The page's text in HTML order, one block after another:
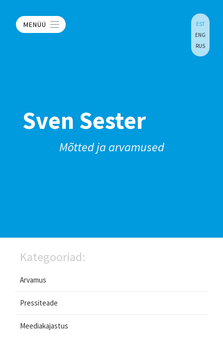
MENÜÜ
EST
ENG
RUS
Sven Sester
Mõtted ja arvamused
Kategooriad:
Arvamus
Pressiteade
Meediakajastus